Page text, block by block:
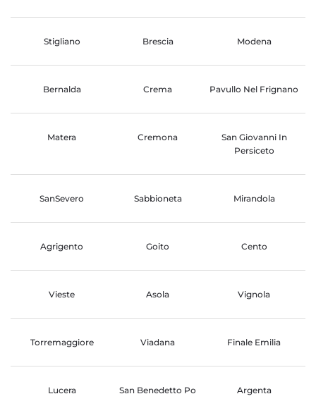
Stigliano Brescia Modena
Bernalda Crema Pavullo Nel Frignano
Matera Cremona
San Giovanni In
Persiceto
SanSevero Sabbioneta Mirandola
Agrigento Goito Cento
Vieste Asola Vignola
Torremaggiore Viadana Finale Emilia
Lucera San Benedetto Po Argenta